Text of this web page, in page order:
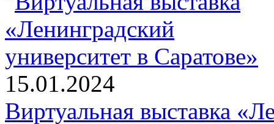
15.01.2024
Виртуальная выставка